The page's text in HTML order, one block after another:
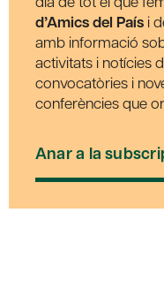
d’Amics del País i
amb informació
activitats i notícies
convocatòries i
conferències que
Anar a la